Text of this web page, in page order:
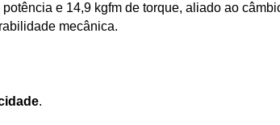
e 14,9 kgfm de torque, aliado ao
mecânica.
.